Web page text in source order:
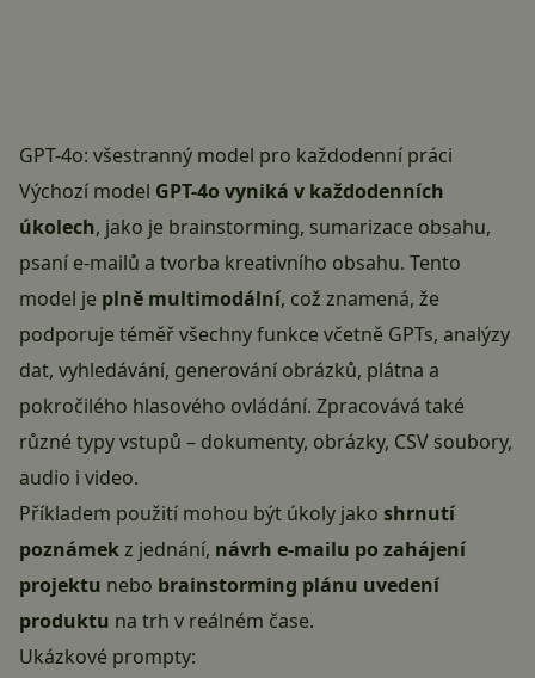
GPT-4o: všestranný model pro každodenní práci
Výchozí model GPT-4o vyniká v každodenních
úkolech, jako je brainstorming, sumarizace obsahu,
psaní e-mailů a tvorba kreativního obsahu. Tento
model je plně multimodální, což znamená, že
podporuje téměř všechny funkce včetně GPTs, analýzy
dat, vyhledávání, generování obrázků, plátna a
pokročilého hlasového ovládání. Zpracovává také
různé typy vstupů – dokumenty, obrázky, CSV soubory,
audio i video.
Příkladem použití mohou být úkoly jako shrnutí
poznámekz jednání, návrh e-mailu po zahájení
projektu nebo brainstorming plánu uvedení
produktu na trh v reálném čase.
Ukázkové prompty: